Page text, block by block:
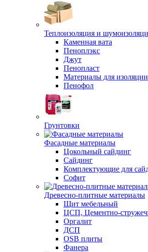
Теплоизоляция и
Каменная вата
Пеноплэкс
Джут
Пенопласт
Материалы для изоляции
Пенофол
Грунтовки
Фасадные материалы
Цокольный сайдинг
Сайдинг
Комплектующие для
Софит
Древесно-плитные материалы
Щит мебельный
ЦСП, Цементно-
Оргалит
ДСП
OSB плиты
Фанера